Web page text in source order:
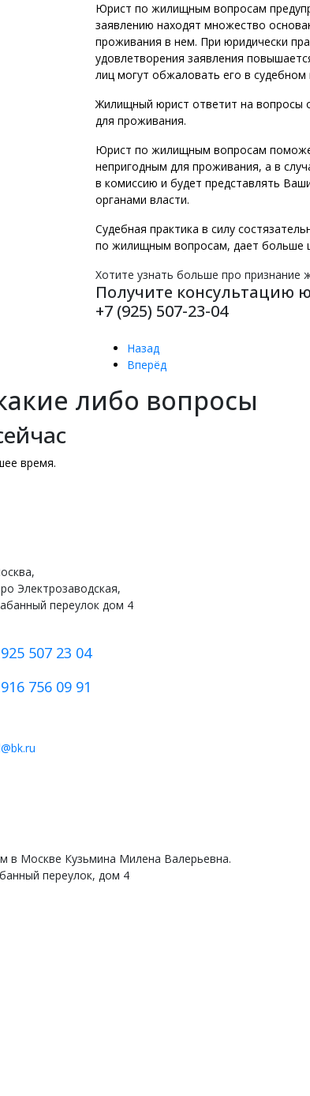
Юрист по жилищным вопросам
заявлению находят множество
проживания в нем. При юридически
удовлетворения заявления
лиц могут обжаловать его в судебном
Жилищный юрист ответит на вопросы
для проживания.
Юрист по жилищным вопросам
непригодным для проживания, а в
в комиссию и будет представлять
органами власти.
Судебная практика в силу
по жилищным вопросам, дает больше
Хотите узнать больше про признание
Получите консультацию
+7 (925) 507-23-04
Назад
Вперёд
либо вопросы
время.
Электрозаводская,
переулок дом 4
507 23 04
756 09 91
Москве Кузьмина Милена Валерьевна.
переулок, дом 4